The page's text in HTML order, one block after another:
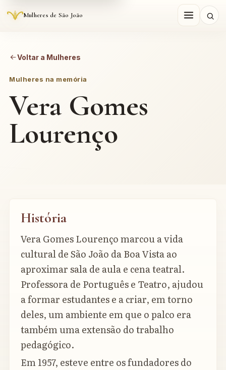
Mulheres de São João
Voltar a Mulheres
Mulheres na memória
Vera Gomes
Lourenço
História
Vera Gomes Lourenço marcou a vida
cultural de São João da Boa Vista ao
aproximar sala de aula e cena teatral.
Professora de Português e Teatro, ajudou
a formar estudantes e a criar, em torno
deles, um ambiente em que o palco era
também uma extensão do trabalho
pedagógico.
Em 1957, esteve entre os fundadores do